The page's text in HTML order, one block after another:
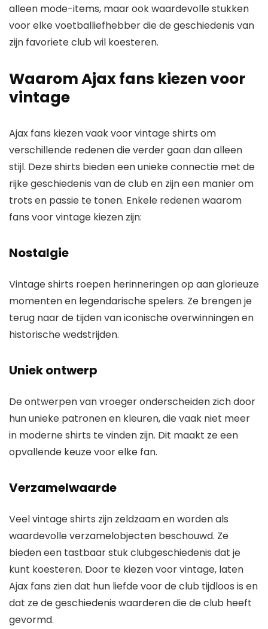
alleen mode-items, maar ook waardevolle stukken
voor elke voetballiefhebber die de geschiedenis van
zijn favoriete club wil koesteren.
Waarom Ajax fans kiezen voor
vintage
Ajax fans kiezen vaak voor vintage shirts om
verschillende redenen die verder gaan dan alleen
stijl. Deze shirts bieden een unieke connectie met de
rijke geschiedenis van de club en zijn een manier om
trots en passie te tonen. Enkele redenen waarom
fans voor vintage kiezen zijn:
Nostalgie
Vintage shirts roepen herinneringen op aan glorieuze
momenten en legendarische spelers. Ze brengen je
terug naar de tijden van iconische overwinningen en
historische wedstrijden.
Uniek ontwerp
De ontwerpen van vroeger onderscheiden zich door
hun unieke patronen en kleuren, die vaak niet meer
in moderne shirts te vinden zijn. Dit maakt ze een
opvallende keuze voor elke fan.
Verzamelwaarde
Veel vintage shirts zijn zeldzaam en worden als
waardevolle verzamelobjecten beschouwd. Ze
bieden een tastbaar stuk clubgeschiedenis dat je
kunt koesteren. Door te kiezen voor vintage, laten
Ajax fans zien dat hun liefde voor de club tijdloos is en
dat ze de geschiedenis waarderen die de club heeft
gevormd.